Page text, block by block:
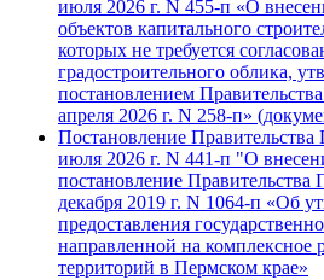
июля 2026 г. N 455-п «О
объектов капитального
которых не требуется
градостроительного облика,
постановлением
апреля 2026 г. N 258-п»
Постановление Правительства
июля 2026 г. N 441-п "О
постановление Правительства
декабря 2019 г. N 1064-п «Об
предоставления
направленной на комплексное
территорий в Пермском крае»